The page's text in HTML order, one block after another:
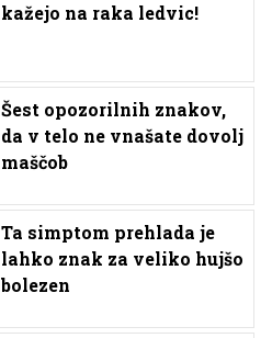
kažejo na raka ledvic!
Šest opozorilnih znakov,
da v telo ne vnašate dovolj
maščob
Ta simptom prehlada je
lahko znak za veliko hujšo
bolezen